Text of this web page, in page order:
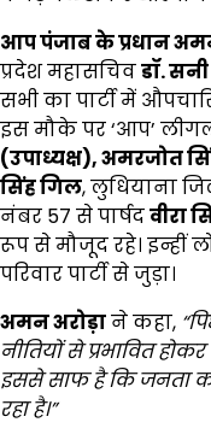
आप पंजाब के प्रधान
प्रदेश महासचिवडॉ.
सभी का पार्टी में
इस मौके पर ‘आप’
(उपाध्यक्ष),अमरजोत
सिंह गिल, लुधियाना
नंबर 57 से पार्षदवीरा
रूप से मौजूद रहे। इन्हीं
परिवार पार्टी से जुड़ा।
अमन अरोड़ाने कहा, “
नीतियों से प्रभावित
इससे साफ है कि जनता
रहा है।”